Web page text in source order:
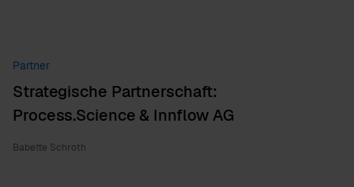
Partner
Strategische Partnerschaft:
Process.Science & Innflow AG
Babette Schroth